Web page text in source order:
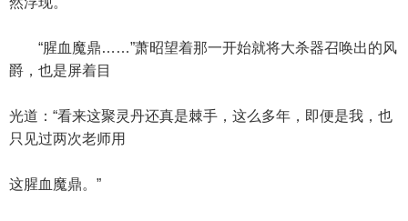
“腥血魔鼎……”萧昭望着那一开始就将大杀器召唤出的风
爵，也是屏着目
光道：“看来这聚灵丹还真是棘手，这么多年，即便是我，也
只见过两次老师用
这腥血魔鼎。”